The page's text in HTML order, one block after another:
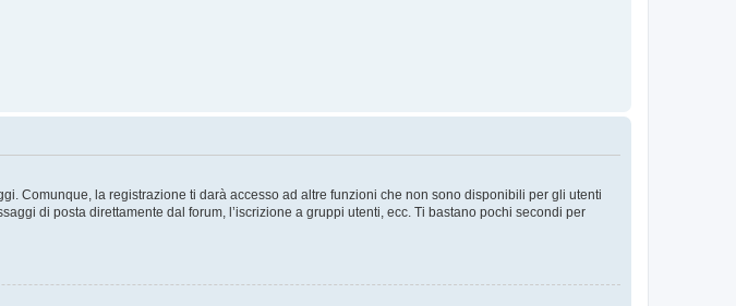
Comunque, la registrazione ti darà accesso ad altre funzioni che non sono disponibili per gli utenti
di posta direttamente dal forum, l’iscrizione a gruppi utenti, ecc. Ti bastano pochi secondi per